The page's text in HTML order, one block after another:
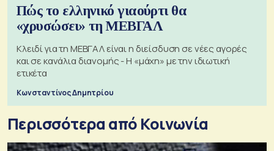
Πώς το ελληνικό γιαούρτι θα
«χρυσώσει» τη ΜΕΒΓΑΛ
Κλειδί για τη ΜΕΒΓΑΛ είναι η διείσδυση σε νέες αγορές
και σε κανάλια διανομής - Η «μάχη» με την ιδιωτική
ετικέτα
Κωνσταντίνος Δημητρίου
Περισσότερα από Κοινωνία